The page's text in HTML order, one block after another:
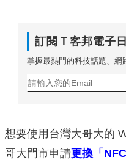
訂閱Ｔ客邦電子
掌握最熱門的科技話題、網
想要使用台灣大哥大的
哥大門市申請更換「